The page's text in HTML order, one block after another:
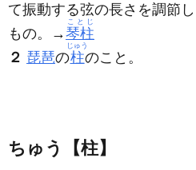
て振動する弦の長さを調節
もの。→琴柱
ことじ
２ 琵琶の柱
じゅう
のこと。
ちゅう【柱】